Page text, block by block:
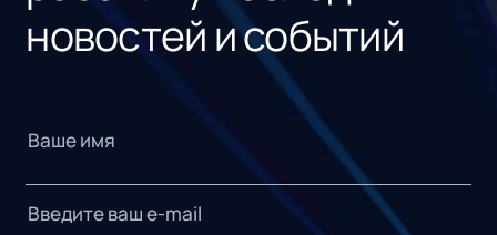
новостей и событий